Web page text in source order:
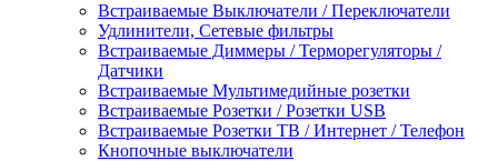
Встраиваемые Выключатели / Переключатели
Удлинители, Сетевые фильтры
Встраиваемые Диммеры / Терморегуляторы /
Датчики
Встраиваемые Мультимедийные розетки
Встраиваемые Розетки / Розетки USB
Встраиваемые Розетки ТВ / Интернет / Телефон
Кнопочные выключатели